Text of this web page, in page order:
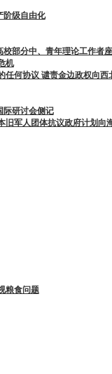
阶级自由化
部分中、青年理论工作
机
任何协议 谴责金边政权向西
研讨会侧记
旧军人团体抗议政府计划向
粮食问题